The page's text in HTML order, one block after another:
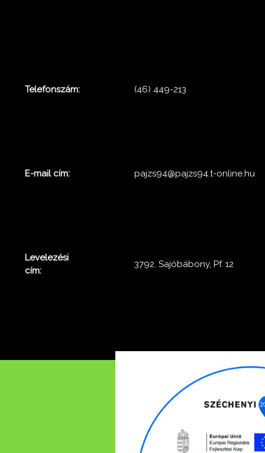
Telefonszám: (46) 449-213
E-mail cím: pajzs94@pajzs94.t-online.hu
Levelezési
cím:
3792. Sajóbábony, Pf. 12